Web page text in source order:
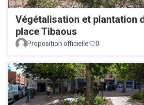
Végétalisation et plantation
place Tibaous
Proposition officielle 0